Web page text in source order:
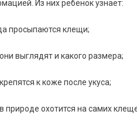
Из них ребёнок узнает:
просыпаются клещи;
выглядят и какого размера;
к коже после укуса;
природе охотится на самих